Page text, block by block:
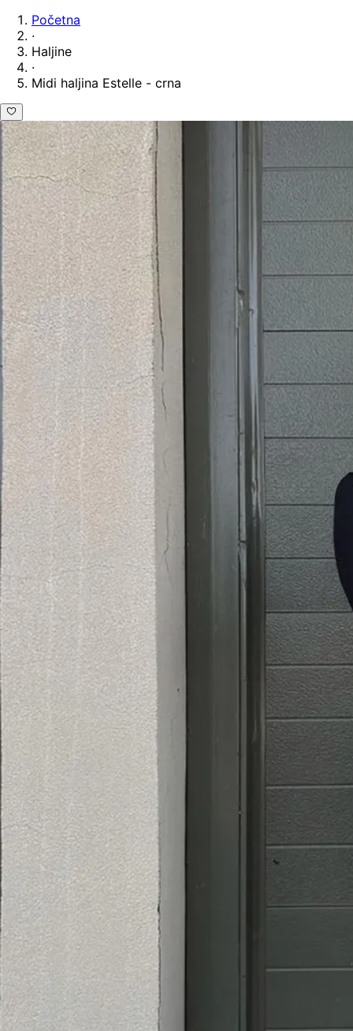
Početna
·
Haljine
·
Midi haljina Estelle - crna